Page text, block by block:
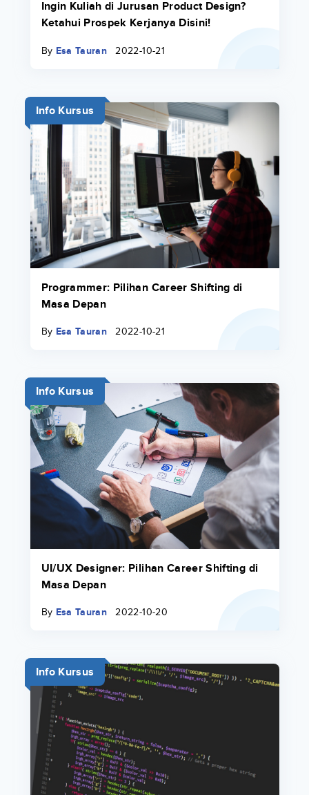
Ingin Kuliah di Jurusan Product Design?
Ketahui Prospek Kerjanya Disini!
By Esa Tauran 2022-10-21
Info Kursus
Programmer: Pilihan Career Shifting di
Masa Depan
By Esa Tauran 2022-10-21
Info Kursus
UI/UX Designer: Pilihan Career Shifting di
Masa Depan
By Esa Tauran 2022-10-20
Info Kursus